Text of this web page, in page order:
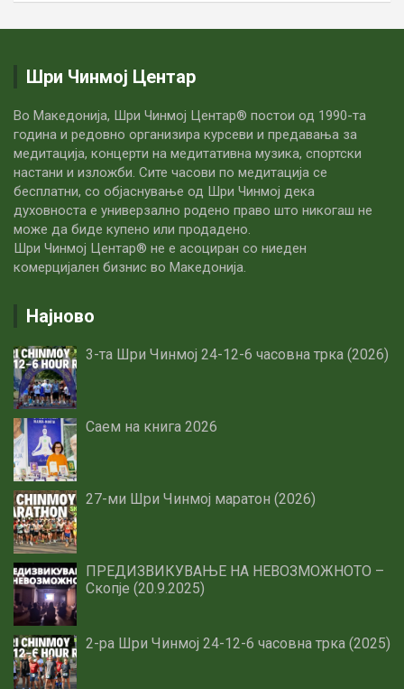
Шри Чинмој Центар
Во Македонија, Шри Чинмој Центар® постои од 1990-та
година и редовно организира курсеви и предавања за
медитација, концерти на медитативна музика, спортски
настани и изложби. Сите часови по медитацијa се
бесплатни, со објаснување од Шри Чинмој дека
духовноста е универзално родено право што никогаш не
може да биде купено или продадено.
Шри Чинмој Центар® не е асоциран со ниеден
комерцијален бизнис во Македонија.
Најново
3-та Шри Чинмој 24-12-6 часовна трка (2026)
Саем на книга 2026
27-ми Шри Чинмој маратон (2026)
ПРЕДИЗВИКУВАЊЕ НА НЕВОЗМОЖНОТО –
Скопје (20.9.2025)
2-ра Шри Чинмој 24-12-6 часовна трка (2025)